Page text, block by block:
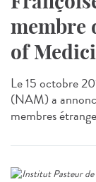
membre
of
Le 15 octobre
(NAM) a
membres